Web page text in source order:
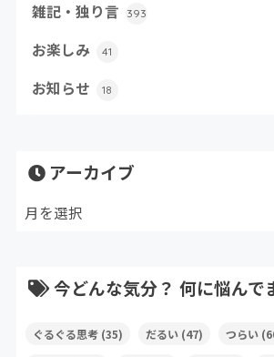
雑記・独り言 393
お楽しみ 41
お知らせ 18
アーカイブ
今どんな気分？ 何に悩んで
ぐるぐる思考(35) だるい(47) つらい